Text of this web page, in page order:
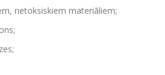
netoksiskiem materiāliem;